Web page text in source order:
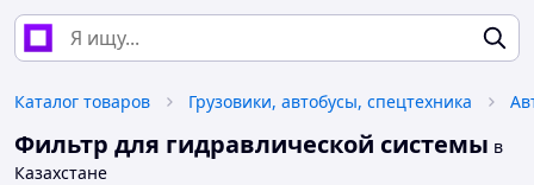
Каталог товаров Грузовики, автобусы, спецтехника
Фильтр для гидравлической системы в
Казахстане